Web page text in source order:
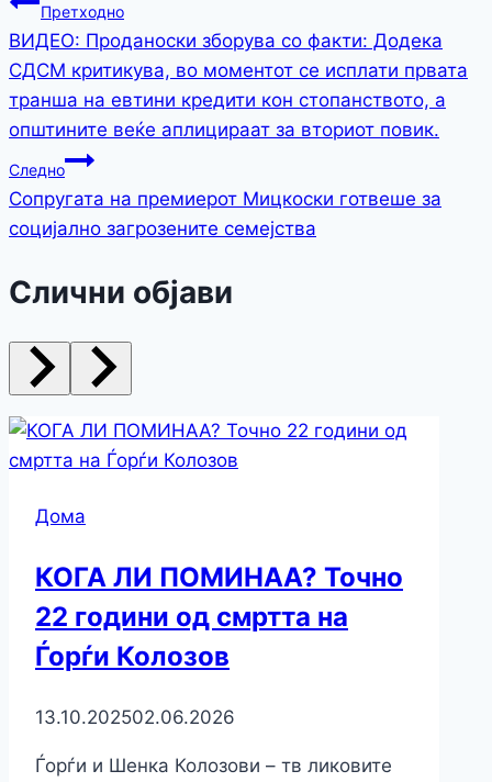
Претходно
ВИДЕО: Проданоски зборува со факти: Додека
СДСМ критикува, во моментот се исплати првата
транша на евтини кредити кон стопанството, а
општините веќе аплицираат за вториот повик.
Следно
Сопругата на премиерот Мицкоски готвеше за
социјално загрозените семејства
Слични објави
Дома
КОГА ЛИ ПОМИНАА? Точно
22 години од смртта на
Ѓорѓи Колозов
13.10.202502.06.2026
Ѓорѓи и Шенка Колозови – тв ликовите